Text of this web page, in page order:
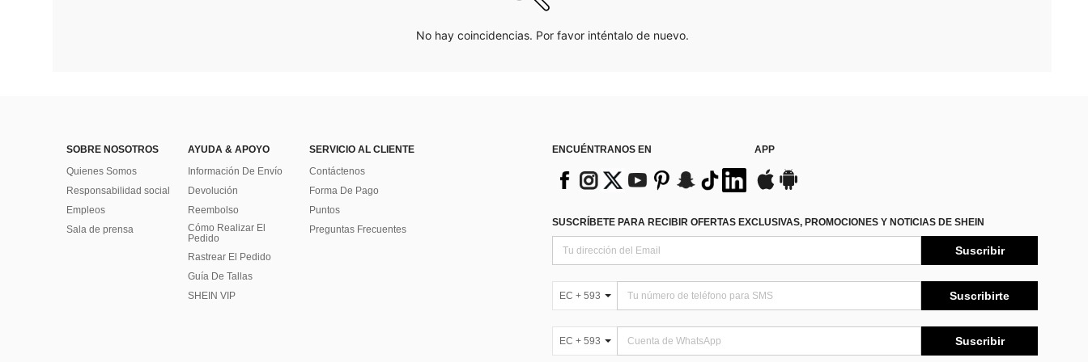
No hay coincidencias. Por favor inténtalo de nuevo.
SOBRE NOSOTROS
Quienes Somos
Responsabilidad social
Empleos
Sala de prensa
AYUDA & APOYO
Información De Envío
Devolución
Reembolso
Cómo Realizar El
Pedido
Rastrear El Pedido
Guía De Tallas
SHEIN VIP
SERVICIO AL CLIENTE
Contáctenos
Forma De Pago
Puntos
Preguntas Frecuentes
ENCUÉNTRANOS EN APP
SUSCRÍBETE PARA RECIBIR OFERTAS EXCLUSIVAS, PROMOCIONES Y NOTICIAS DE SHEIN
Suscribir
EC + 593 Suscribirte
EC + 593 Suscribir